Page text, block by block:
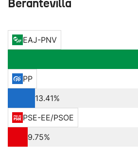
Berantevilla
EAJ-PNV
PP
13.41%
PSE-EE/PSOE
9.75%